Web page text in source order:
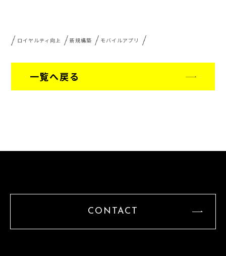
ロイヤルティ向上 新規構築 モバイルアプリ
一覧へ戻る
CONTACT